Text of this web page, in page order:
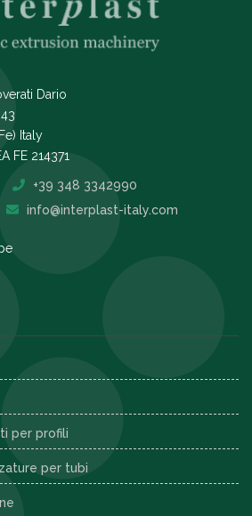
Dario
Italy
FE 214371
+39 348 3342990
info@interplast-italy.com
per profili
per tubi